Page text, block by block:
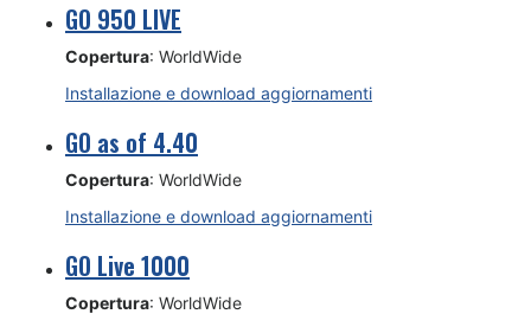
GO 950 LIVE
Copertura: WorldWide
Installazione e download aggiornamenti
GO as of 4.40
Copertura: WorldWide
Installazione e download aggiornamenti
GO Live 1000
Copertura: WorldWide